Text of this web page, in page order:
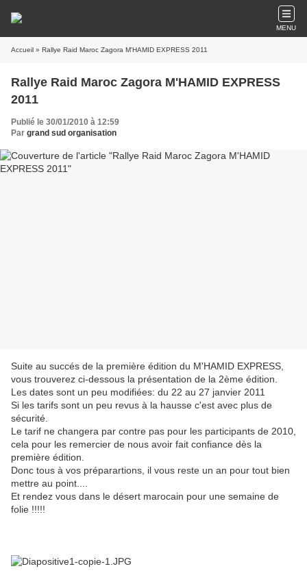
MENU
Accueil » Rallye Raid Maroc Zagora M'HAMID EXPRESS 2011
Rallye Raid Maroc Zagora M'HAMID EXPRESS
2011
Publié le 30/01/2010 à 12:59
Par grand sud organisation
Suite au succés de la première édition du M'HAMID EXPRESS,
vous trouverez ci-dessous la présentation de la 2ème édition.
Les dates sont un peu modifiées: du 22 au 27 janvier 2011
Si les tarifs sont un peu revus à la hausse c'est avec plus de
sécurité.
Le tarif ne changera par contre pas pour les participants de 2010,
cela pour les remercier de nous avoir fait confiance dès la
première édition.
Donc tous à vos préparartions, il vous reste un an pour tout bien
mettre au point....
Et rendez vous dans le désert marocain pour une semaine de
folie !!!!!